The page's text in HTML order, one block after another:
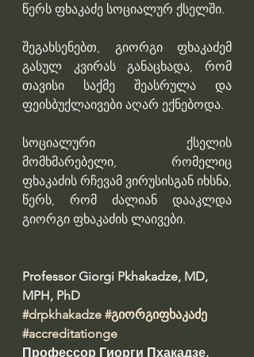
წერს ფხაკაძე სოციალურ ქსელში.
შეგახსენებთ, გიორგი ფხაკაძემ
გასულ კვირას განაცხადა, რომ
თავისი საქმე შეასრულა და
ფეისბუქლაივები აღარ ექნებოდა.
სოციალური ქსელის
მომხმარებელი, რომელიც
ფხაკაძის რჩევამ ვირუსისგან იხსნა,
წერს, რომ ძალიან დააკლდა
გიორგი ფხაკაძის ლაივები.
Professor Giorgi Pkhakadze, MD,
MPH, PhD
#drpkhakadze #გიორგიფხაკაძე
#accreditationge
Профессор Гиорги Пхакадзе.